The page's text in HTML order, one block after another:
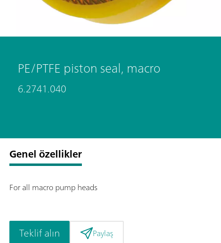
PE/PTFE piston seal, macro
6.2741.040
Genel özellikler
For all macro pump heads
Teklif alın Paylaş